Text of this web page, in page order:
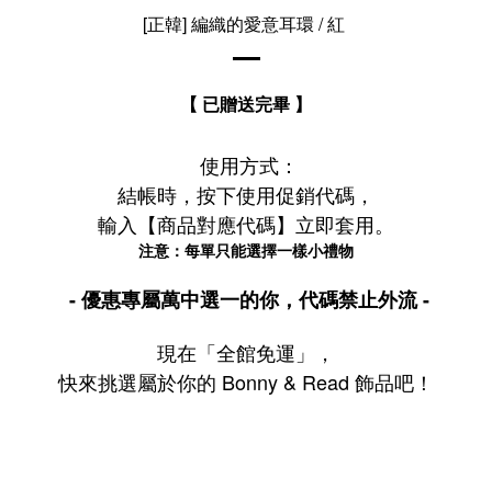
[正韓] 編織的愛意耳環 / 紅
【 已贈送完畢 】
使用方式：
結帳時，按下使用促銷代碼，
輸入【商品對應代碼】立即套用。
注意：每單只能選擇一樣小禮物
-優惠專屬萬中選一的你，代碼禁止外流 -
現在「全館免運」，
快來挑選屬於你的 Bonny & Read 飾品吧！